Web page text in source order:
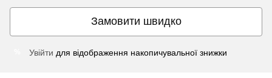
Замовити швидко
Увійти для відображення накопичувальної знижки